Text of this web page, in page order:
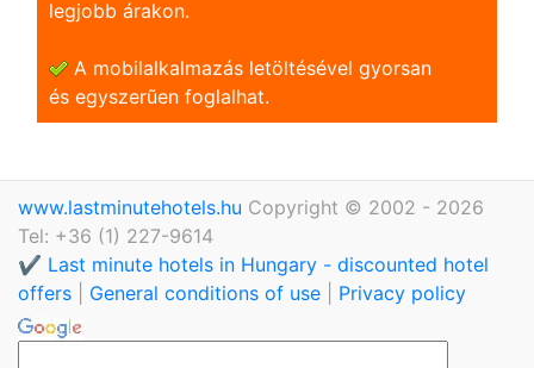
legjobb árakon.
A mobilalkalmazás letöltésével gyorsan
és egyszerũen foglalhat.
www.lastminutehotels.hu Copyright © 2002 - 2026
Tel: +36 (1) 227-9614
✔️ Last minute hotels in Hungary - discounted hotel
offers
General conditions of use Privacy policy